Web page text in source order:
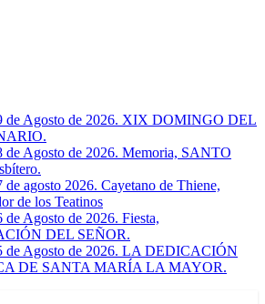
de Agosto de 2026. XIX DOMINGO DEL
de Agosto de 2026. Memoria, SANTO
de agosto 2026. Cayetano de Thiene,
de los Teatinos
de Agosto de 2026. Fiesta,
DEL SEÑOR.
de Agosto de 2026. LA DEDICACIÓN
DE SANTA MARÍA LA MAYOR.